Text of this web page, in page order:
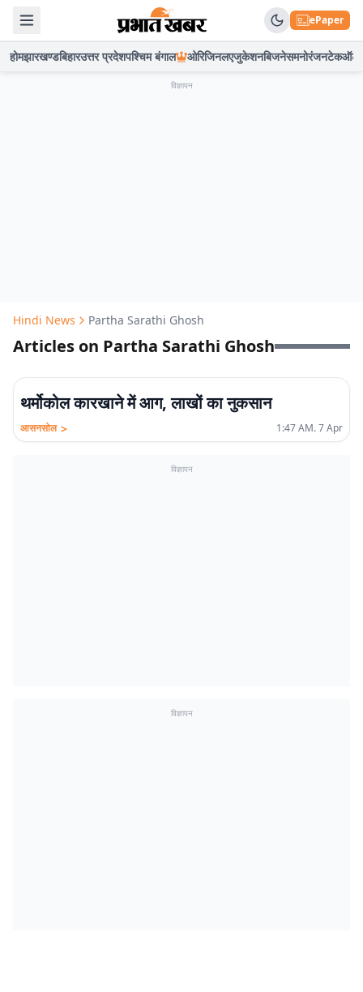
ePaper
होमझारखण्डबिहारउत्तर प्रदेशपश्चिम बंगाल ओरिजिनलएजुकेशनबिजनेसमनोरंजनटेकऑटो
विज्ञापन
Hindi News Partha Sarathi Ghosh
Articles on Partha Sarathi Ghosh
थर्मोकोल कारखाने में आग, लाखों का नुकसान
आसनसोल > 1:47 AM. 7 Apr
विज्ञापन
विज्ञापन